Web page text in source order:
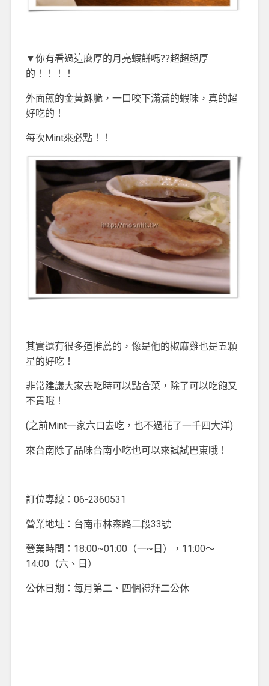
▼你有看過這麼厚的月亮蝦餅嗎??超超超厚
的！！！！
外面煎的金黃穌脆，一口咬下滿滿的蝦味，真的超
好吃的！
每次Mint來必點！！
其實還有很多道推薦的，像是他的椒麻雞也是五顆
星的好吃！
非常建議大家去吃時可以點合菜，除了可以吃飽又
不貴哦！
(之前Mint一家六口去吃，也不過花了一千四大洋)
來台南除了品味台南小吃也可以來試試巴東哦！
訂位專線：06-2360531
營業地址：台南市林森路二段33號
營業時間：18:00~01:00（一~日），11:00～
14:00（六、日）
公休日期：每月第二、四個禮拜二公休